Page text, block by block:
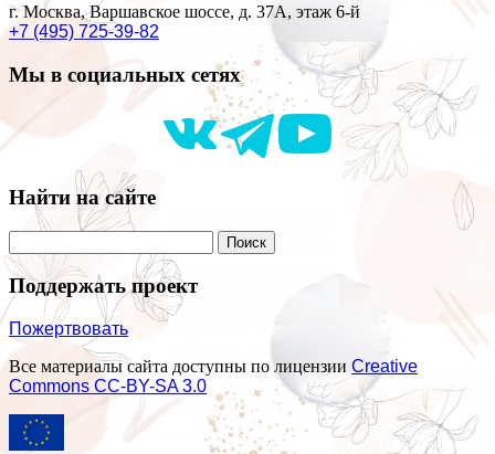
г. Москва, Варшавское шоссе, д. 37А, этаж 6-й
+7 (495) 725-39-82
Мы в социальных сетях
Найти на сайте
Поддержать проект
Пожертвовать
Все материалы сайта доступны по лицензии Creative
Commons СС-BY-SA 3.0